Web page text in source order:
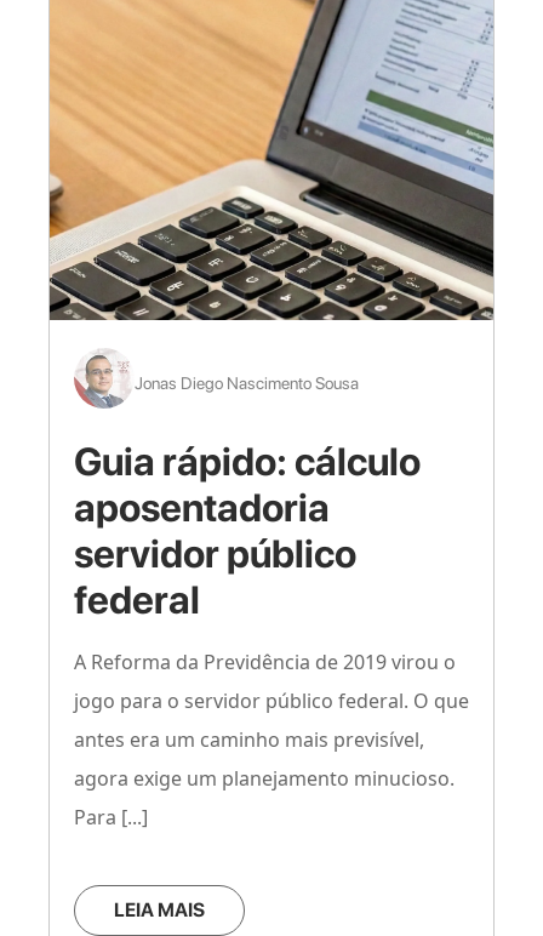
Jonas Diego Nascimento Sousa
Guia rápido: cálculo
aposentadoria
servidor público
federal
A Reforma da Previdência de 2019 virou o
jogo para o servidor público federal. O que
antes era um caminho mais previsível,
agora exige um planejamento minucioso.
Para [...]
LEIA MAIS